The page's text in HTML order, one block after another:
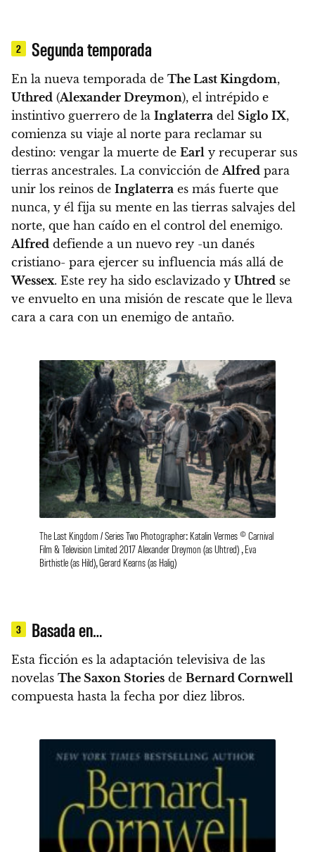
2 Segunda temporada
En la nueva temporada de The Last Kingdom,
Uthred (Alexander Dreymon), el intrépido e
instintivo guerrero de la Inglaterra del Siglo IX,
comienza su viaje al norte para reclamar su
destino: vengar la muerte de Earl y recuperar sus
tierras ancestrales. La convicción de Alfred para
unir los reinos de Inglaterra es más fuerte que
nunca, y él fija su mente en las tierras salvajes del
norte, que han caído en el control del enemigo.
Alfred defiende a un nuevo rey -un danés
cristiano- para ejercer su influencia más allá de
Wessex. Este rey ha sido esclavizado y Uhtred se
ve envuelto en una misión de rescate que le lleva
cara a cara con un enemigo de antaño.
The Last Kingdom / Series Two Photographer: Katalin Vermes © Carnival
Film & Television Limited 2017 Alexander Dreymon (as Uhtred) , Eva
Birthistle (as Hild), Gerard Kearns (as Halig)
3 Basada en…
Esta ficción es la adaptación televisiva de las
novelas The Saxon Stories de Bernard Cornwell
compuesta hasta la fecha por diez libros.